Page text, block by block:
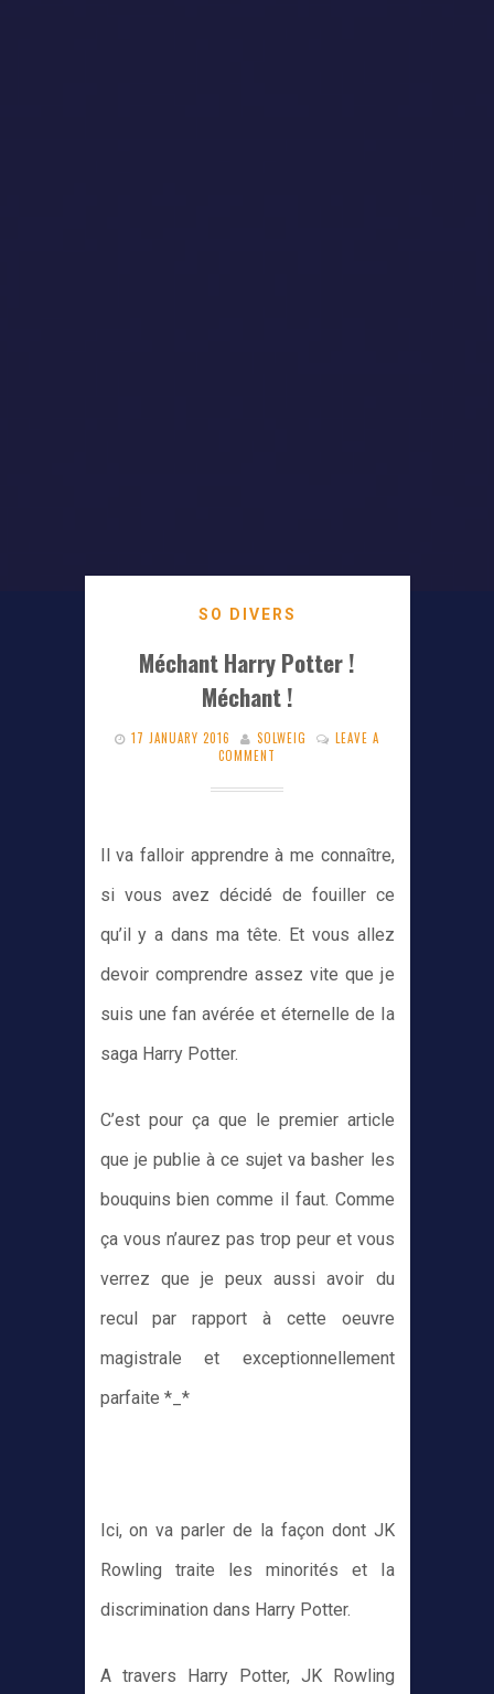
SO DIVERS
Méchant Harry Potter !
Méchant !
17 JANUARY 2016 SOLWEIG
LEAVE A
COMMENT
Il va falloir apprendre à me connaître,
si vous avez décidé de fouiller ce
qu’il y a dans ma tête. Et vous allez
devoir comprendre assez vite que je
suis une fan avérée et éternelle de la
saga Harry Potter.
C’est pour ça que le premier article
que je publie à ce sujet va basher les
bouquins bien comme il faut. Comme
ça vous n’aurez pas trop peur et vous
verrez que je peux aussi avoir du
recul par rapport à cette oeuvre
magistrale et exceptionnellement
parfaite *_*
Ici, on va parler de la façon dont JK
Rowling traite les minorités et la
discrimination dans Harry Potter.
A travers Harry Potter, JK Rowling